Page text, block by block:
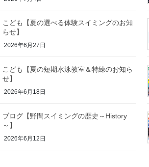
こども【夏の選べる体験スイミングのお知
らせ】
2026年6月27日
こども【夏の短期水泳教室＆特練のお知ら
せ】
2026年6月18日
ブログ【野間スイミングの歴史～History
～】
2026年6月12日